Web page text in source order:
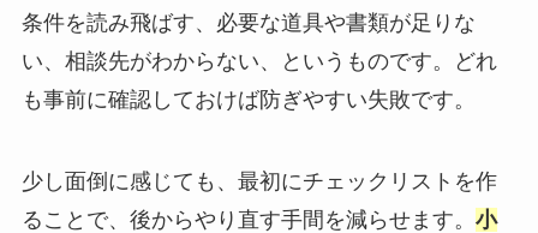
条件を読み飛ばす、必要な道具や書類が足りな
い、相談先がわからない、というものです。どれ
も事前に確認しておけば防ぎやすい失敗です。
少し面倒に感じても、最初にチェックリストを作
ることで、後からやり直す手間を減らせます。 小